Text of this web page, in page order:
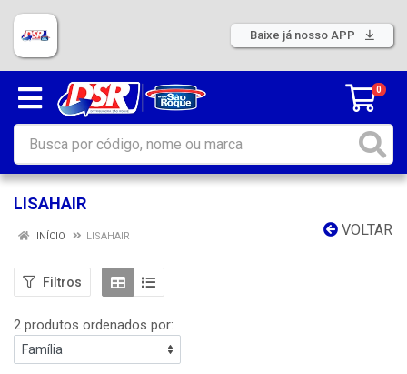
Baixe já nosso APP
0
LISAHAIR
VOLTAR
INÍCIO LISAHAIR
Filtros
2 produtos ordenados por: